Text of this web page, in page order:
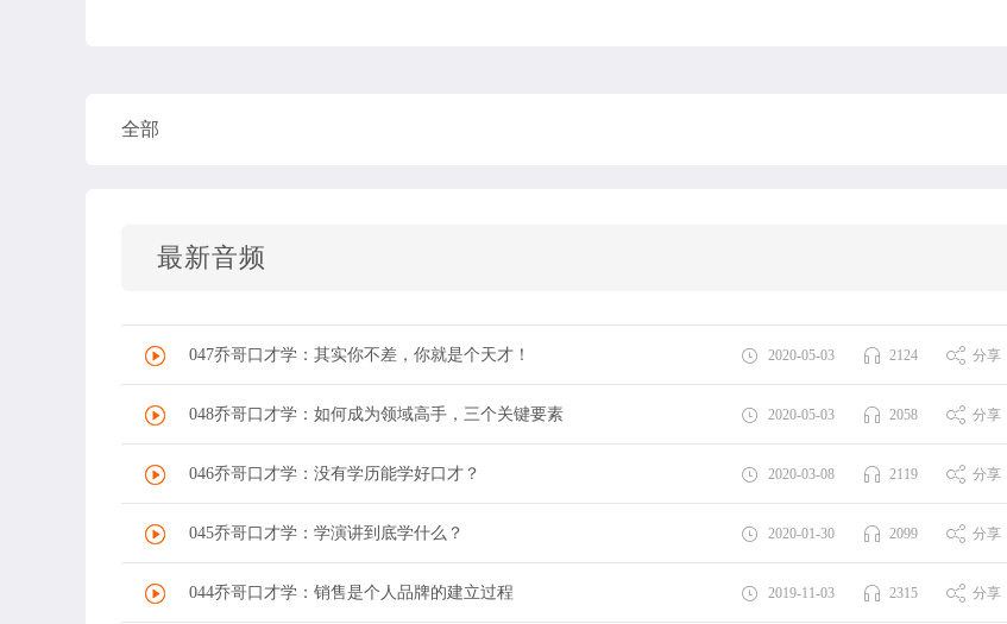
全部
最新音频
047乔哥口才学：其实你不差，你就是个天才！ 2020-05-03 2124 分享
048乔哥口才学：如何成为领域高手，三个关键要素 2020-05-03 2058 分享
046乔哥口才学：没有学历能学好口才？ 2020-03-08 2119 分享
045乔哥口才学：学演讲到底学什么？ 2020-01-30 2099 分享
044乔哥口才学：销售是个人品牌的建立过程 2019-11-03 2315 分享